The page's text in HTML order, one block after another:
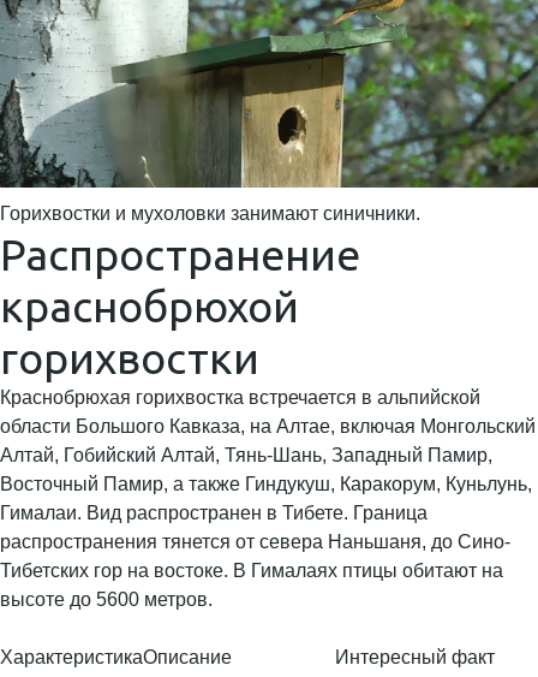
Горихвостки и мухоловки занимают синичники.
Распространение
краснобрюхой
горихвостки
Краснобрюхая горихвостка встречается в альпийской
области Большого Кавказа, на Алтае, включая Монгольский
Алтай, Гобийский Алтай, Тянь-Шань, Западный Памир,
Восточный Памир, а также Гиндукуш, Каракорум, Куньлунь,
Гималаи. Вид распространен в Тибете. Граница
распространения тянется от севера Наньшаня, до Сино-
Тибетских гор на востоке. В Гималаях птицы обитают на
высоте до 5600 метров.
ХарактеристикаОписание Интересный факт